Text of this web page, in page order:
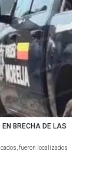
BRECHA DE LAS
fueron localizados